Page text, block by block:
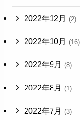
2022年12月 (2)
2022年10月 (16)
2022年9月 (8)
2022年8月 (1)
2022年7月 (3)